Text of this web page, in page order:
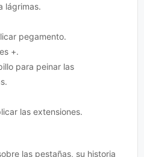
lágrimas.
pegamento.
+.
para peinar las
las extensiones.
las pestañas, su historia